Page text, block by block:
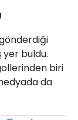
yer buldu.
biri
da